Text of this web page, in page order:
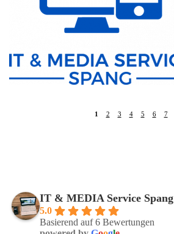
1 2 3 4 5 6 7
IT & MEDIA Service Spang
5.0
Basierend auf 6 Bewertungen